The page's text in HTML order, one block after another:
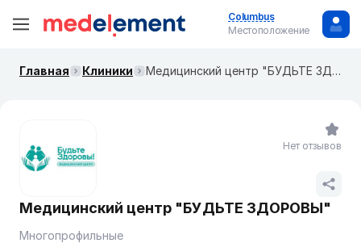
Columbus
Местоположение
Главная Клиники ​Медицинский центр "БУДЬТЕ ЗДОРОВЫ"
​Медицинский центр "БУДЬТЕ ЗДОРОВЫ"
Многопрофильные
Нет отзывов